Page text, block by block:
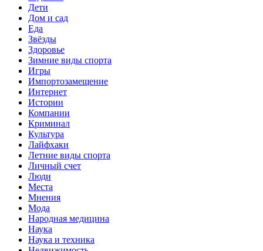
Дети
Дом и сад
Еда
Звёзды
Здоровье
Зимние виды спорта
Игры
Импортозамещение
Интернет
Истории
Компании
Криминал
Культура
Лайфхаки
Летние виды спорта
Личный счет
Люди
Места
Мнения
Мода
Народная медицина
Наука
Наука и техника